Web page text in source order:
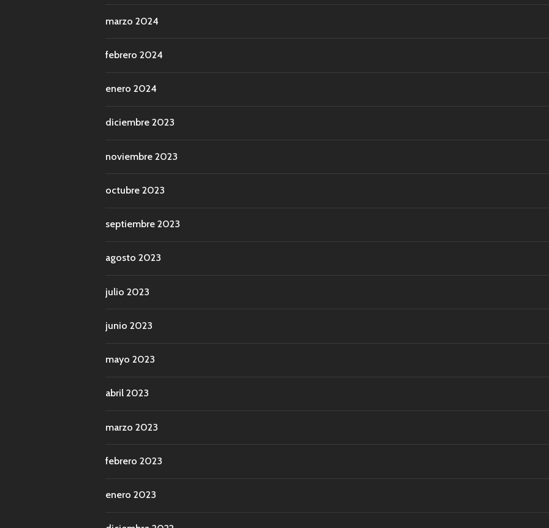
marzo 2024
febrero 2024
enero 2024
diciembre 2023
noviembre 2023
octubre 2023
septiembre 2023
agosto 2023
julio 2023
junio 2023
mayo 2023
abril 2023
marzo 2023
febrero 2023
enero 2023